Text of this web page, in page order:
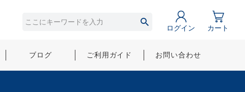
ログイン カート
ブログ ご利用ガイド お問い合わせ